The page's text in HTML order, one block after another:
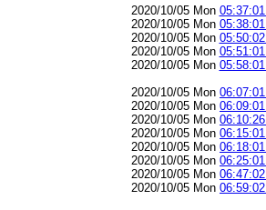
2020/10/05 Mon 05:37:01
2020/10/05 Mon 05:38:01
2020/10/05 Mon 05:50:02
2020/10/05 Mon 05:51:01
2020/10/05 Mon 05:58:01
2020/10/05 Mon 06:07:01
2020/10/05 Mon 06:09:01
2020/10/05 Mon 06:10:26
2020/10/05 Mon 06:15:01
2020/10/05 Mon 06:18:01
2020/10/05 Mon 06:25:01
2020/10/05 Mon 06:47:02
2020/10/05 Mon 06:59:02